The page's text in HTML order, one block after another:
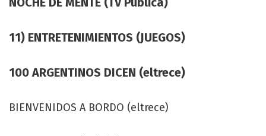
11) ENTRETENIMIENTOS (JUEGOS)
100 ARGENTINOS DICEN (eltrece)
BIENVENIDOS A BORDO (eltrece)